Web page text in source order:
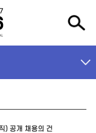
) 공개 채용의 건